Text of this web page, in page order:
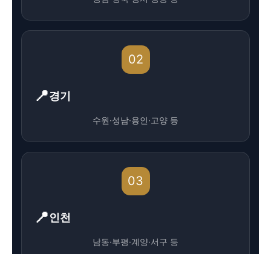
02
경기
수원·성남·용인·고양 등
03
인천
남동·부평·계양·서구 등